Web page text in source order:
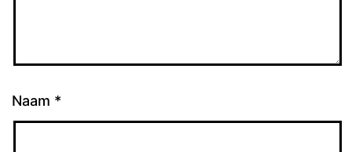
Naam *